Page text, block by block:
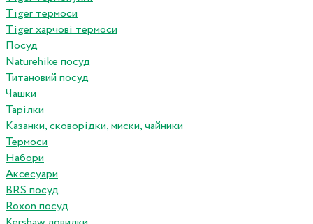
Tiger термоси
Tiger харчові термоси
Посуд
Naturehike посуд
Титановий посуд
Чашки
Тарілки
Казанки, сковорідки, миски, чайники
Термоси
Набори
Аксесуари
BRS посуд
Roxon посуд